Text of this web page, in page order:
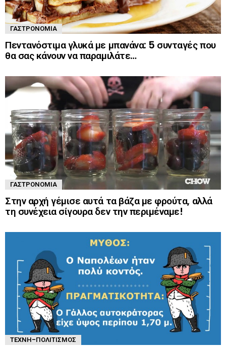
ΓΑΣΤΡΟΝΟΜΊΑ
Πεντανόστιμα γλυκά με μπανάνα: 5 συνταγές που
θα σας κάνουν να παραμιλάτε…
ΓΑΣΤΡΟΝΟΜΊΑ
Στην αρχή γέμισε αυτά τα βάζα με φρούτα, αλλά
τη συνέχεια σίγουρα δεν την περιμέναμε!
ΤΈΧΝΗ-ΠΟΛΙΤΙΣΜΌΣ